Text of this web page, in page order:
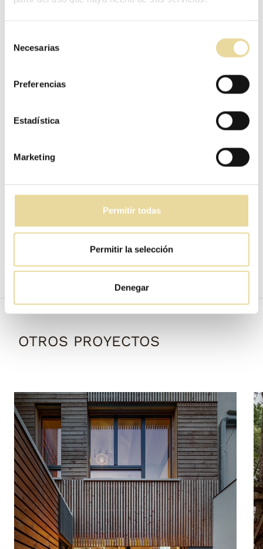
Necesarias
Preferencias
Estadística
Marketing
Permitir todas
Permitir la selección
Denegar
LISTÓN DE MADERA
TERMOTRATADO S4S
OTROS PROYECTOS